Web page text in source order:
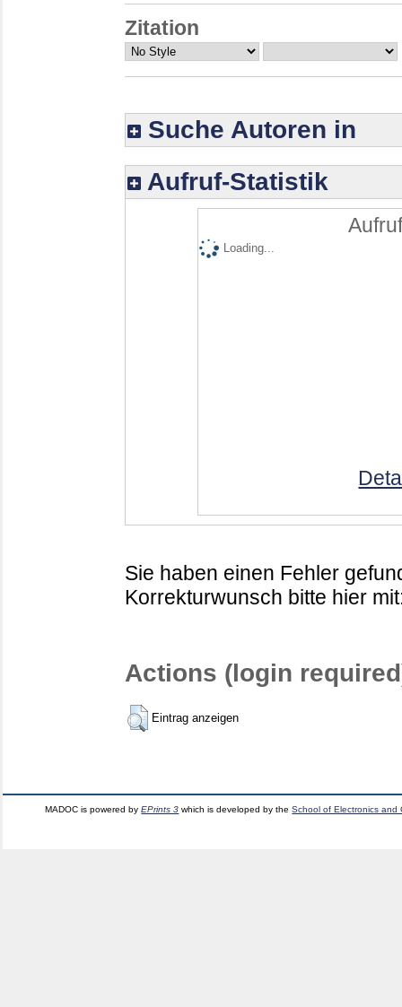
Zitation
Suche Autoren in
Aufruf-Statistik
Loading...
Sie haben einen Fehler
Korrekturwunsch bitte hier
Actions (login
Eintrag anzeigen
MADOC is powered byEPrints 3 which is developed by theSchool of Electronics and